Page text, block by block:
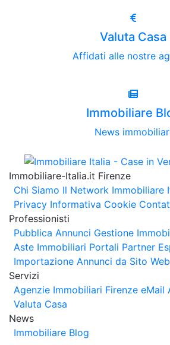
Valuta Casa
Affidati alle nostre
Immobiliare
News
Immobiliare-Italia.it Firenze
Chi Siamo Il Network Immobiliare
Privacy Informativa Cookie
Professionisti
Pubblica Annunci Gestione
Aste Immobiliari Portali Partner
Importazione Annunci da Sito Web
Servizi
Agenzie Immobiliari Firenze eMail
Valuta Casa
News
Immobiliare Blog